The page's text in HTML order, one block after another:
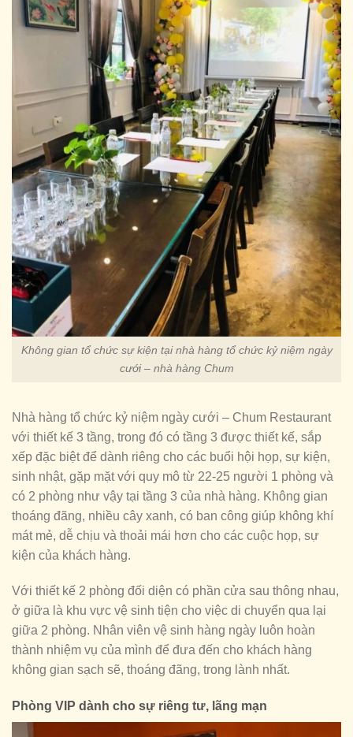
Không gian tổ chức sự kiện tại nhà hàng tổ chức kỷ niệm ngày
cưới – nhà hàng Chum
Nhà hàng tổ chức kỷ niệm ngày cưới – Chum Restaurant
với thiết kế 3 tầng, trong đó có tầng 3 được thiết kế, sắp
xếp đặc biệt để dành riêng cho các buổi hội họp, sự kiện,
sinh nhật, gặp mặt với quy mô từ 22-25 người 1 phòng và
có 2 phòng như vậy tại tầng 3 của nhà hàng. Không gian
thoáng đãng, nhiều cây xanh, có ban công giúp không khí
mát mẻ, dễ chịu và thoải mái hơn cho các cuộc họp, sự
kiện của khách hàng.
Với thiết kế 2 phòng đối diện có phần cửa sau thông nhau,
ở giữa là khu vực vệ sinh tiện cho việc di chuyển qua lại
giữa 2 phòng. Nhân viên vệ sinh hàng ngày luôn hoàn
thành nhiệm vụ của mình để đưa đến cho khách hàng
không gian sạch sẽ, thoáng đãng, trong lành nhất.
Phòng VIP dành cho sự riêng tư, lãng mạn